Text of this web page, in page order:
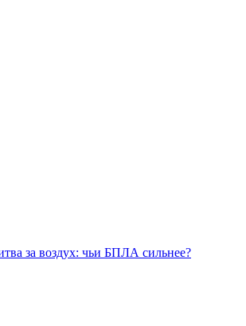
за воздух: чьи БПЛА сильнее?